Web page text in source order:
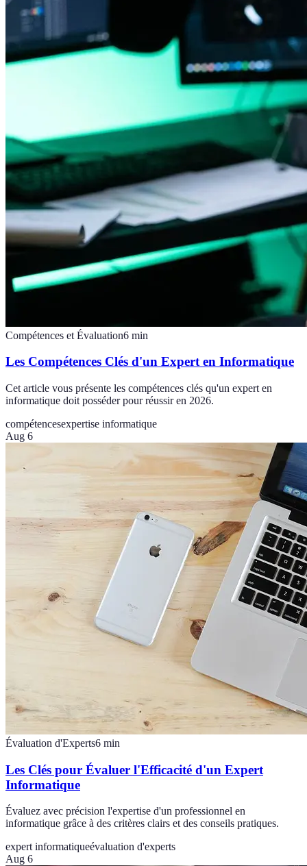
Compétences et Évaluation6 min
Les Compétences Clés d'un Expert en Informatique
Cet article vous présente les compétences clés qu'un expert en
informatique doit posséder pour réussir en 2026.
compétencesexpertise informatique
Aug 6
Évaluation d'Experts6 min
Les Clés pour Évaluer l'Efficacité d'un Expert
Informatique
Évaluez avec précision l'expertise d'un professionnel en
informatique grâce à des critères clairs et des conseils pratiques.
expert informatiqueévaluation d'experts
Aug 6